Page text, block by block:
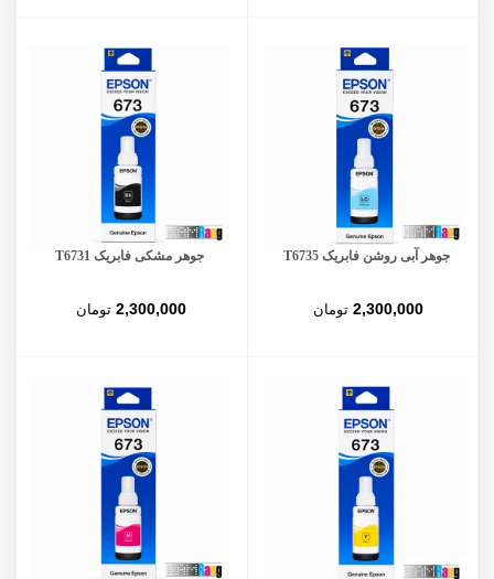
جوهر آبی روشن فابریک T6735
2,300,000 تومان
جوهر مشکی فابریک T6731
2,300,000 تومان